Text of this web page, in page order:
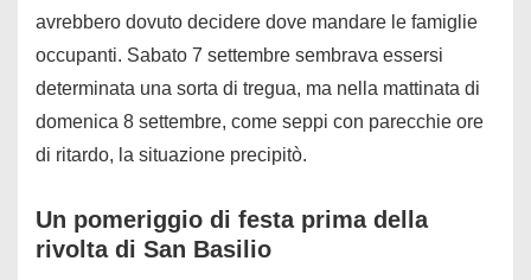
avrebbero dovuto decidere dove mandare le famiglie
occupanti. Sabato 7 settembre sembrava essersi
determinata una sorta di tregua, ma nella mattinata di
domenica 8 settembre, come seppi con parecchie ore
di ritardo, la situazione precipitò.
Un pomeriggio di festa prima della
rivolta di San Basilio